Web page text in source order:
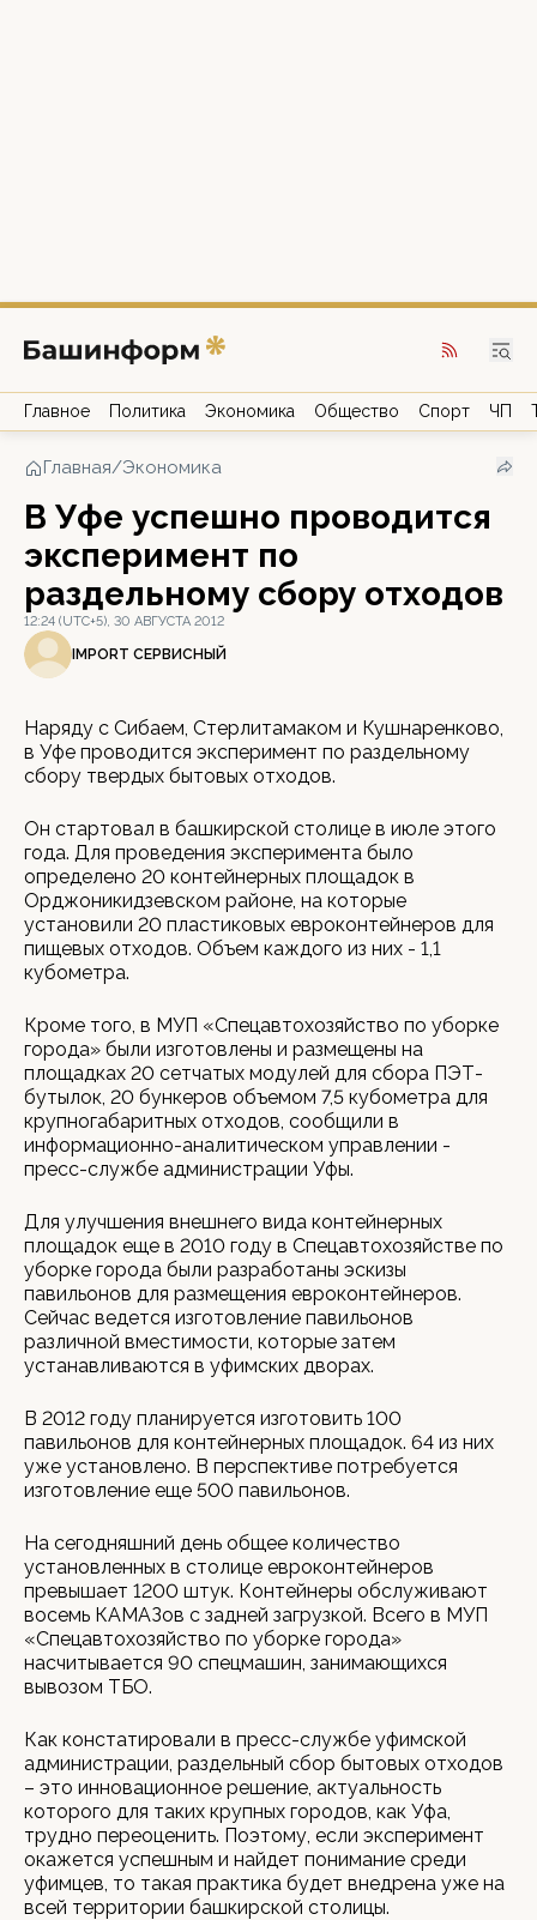
Главное Политика Экономика Общество Спорт ЧП
Главная/Экономика
В Уфе успешно проводится
эксперимент по
раздельному сбору отходов
12:24 (UTC+5), 30 АВГУСТА 2012
IMPORT СЕРВИСНЫЙ
Наряду с Сибаем, Стерлитамаком и Кушнаренково,
в Уфе проводится эксперимент по раздельному
сбору твердых бытовых отходов.
Он стартовал в башкирской столице в июле этого
года. Для проведения эксперимента было
определено 20 контейнерных площадок в
Орджоникидзевском районе, на которые
установили 20 пластиковых евроконтейнеров для
пищевых отходов. Объем каждого из них - 1,1
кубометра.
Кроме того, в МУП «Спецавтохозяйство по уборке
города» были изготовлены и размещены на
площадках 20 сетчатых модулей для сбора ПЭТ-
бутылок, 20 бункеров объемом 7,5 кубометра для
крупногабаритных отходов, сообщили в
информационно-аналитическом управлении -
пресс-службе администрации Уфы.
Для улучшения внешнего вида контейнерных
площадок еще в 2010 году в Спецавтохозяйстве по
уборке города были разработаны эскизы
павильонов для размещения евроконтейнеров.
Сейчас ведется изготовление павильонов
различной вместимости, которые затем
устанавливаются в уфимских дворах.
В 2012 году планируется изготовить 100
павильонов для контейнерных площадок. 64 из них
уже установлено. В перспективе потребуется
изготовление еще 500 павильонов.
На сегодняшний день общее количество
установленных в столице евроконтейнеров
превышает 1200 штук. Контейнеры обслуживают
восемь КАМАЗов с задней загрузкой. Всего в МУП
«Спецавтохозяйство по уборке города»
насчитывается 90 спецмашин, занимающихся
вывозом ТБО.
Как констатировали в пресс-службе уфимской
администрации, раздельный сбор бытовых отходов
– это инновационное решение, актуальность
которого для таких крупных городов, как Уфа,
трудно переоценить. Поэтому, если эксперимент
окажется успешным и найдет понимание среди
уфимцев, то такая практика будет внедрена уже на
всей территории башкирской столицы.